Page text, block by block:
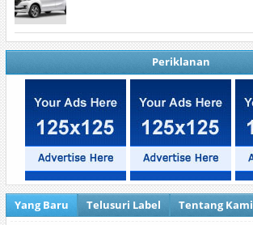
Periklanan
Yang Baru Telusuri Label Tentang Kami